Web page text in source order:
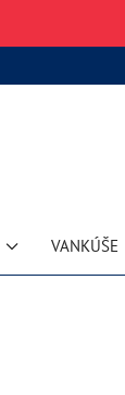
VANKÚŠE